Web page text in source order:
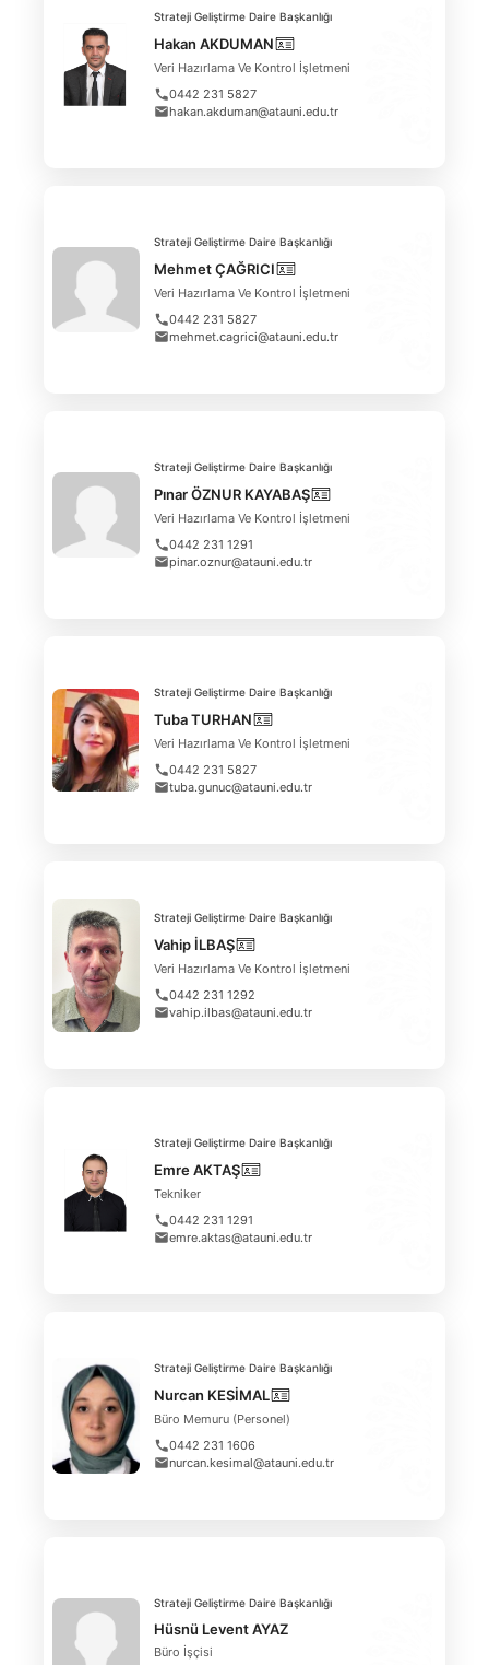
Strateji Geliştirme Daire Başkanlığı
Hakan AKDUMAN
Veri Hazırlama Ve Kontrol İşletmeni
0442 231 5827
hakan.akduman@atauni.edu.tr
Strateji Geliştirme Daire Başkanlığı
Mehmet ÇAĞRICI
Veri Hazırlama Ve Kontrol İşletmeni
0442 231 5827
mehmet.cagrici@atauni.edu.tr
Strateji Geliştirme Daire Başkanlığı
Pınar ÖZNUR KAYABAŞ
Veri Hazırlama Ve Kontrol İşletmeni
0442 231 1291
pinar.oznur@atauni.edu.tr
Strateji Geliştirme Daire Başkanlığı
Tuba TURHAN
Veri Hazırlama Ve Kontrol İşletmeni
0442 231 5827
tuba.gunuc@atauni.edu.tr
Strateji Geliştirme Daire Başkanlığı
Vahip İLBAŞ
Veri Hazırlama Ve Kontrol İşletmeni
0442 231 1292
vahip.ilbas@atauni.edu.tr
Strateji Geliştirme Daire Başkanlığı
Emre AKTAŞ
Tekniker
0442 231 1291
emre.aktas@atauni.edu.tr
Strateji Geliştirme Daire Başkanlığı
Nurcan KESİMAL
Büro Memuru (Personel)
0442 231 1606
nurcan.kesimal@atauni.edu.tr
Strateji Geliştirme Daire Başkanlığı
Hüsnü Levent AYAZ
Büro İşçisi